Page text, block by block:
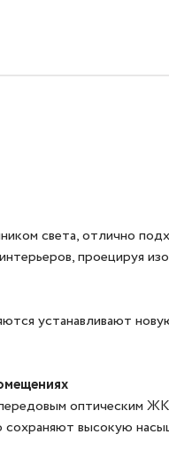
света, отлично
проецируя
устанавливают
оптическим
сохраняют высокую